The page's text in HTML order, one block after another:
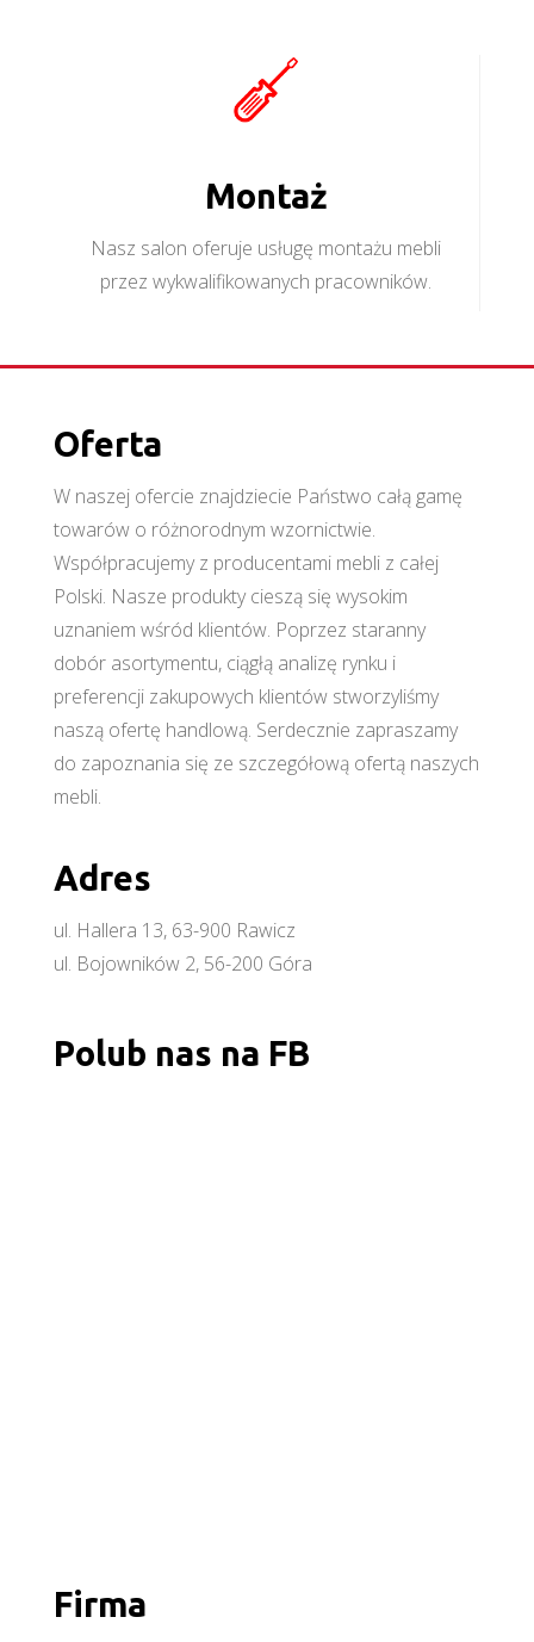
Montaż
Nasz salon oferuje usługę montażu mebli
przez wykwalifikowanych pracowników.
Oferta
W naszej ofercie znajdziecie Państwo całą gamę
towarów o różnorodnym wzornictwie.
Współpracujemy z producentami mebli z całej
Polski. Nasze produkty cieszą się wysokim
uznaniem wśród klientów. Poprzez staranny
dobór asortymentu, ciągłą analizę rynku i
preferencji zakupowych klientów stworzyliśmy
naszą ofertę handlową. Serdecznie zapraszamy
do zapoznania się ze szczegółową ofertą naszych
mebli.
Adres
ul. Hallera 13, 63-900 Rawicz
ul. Bojowników 2, 56-200 Góra
Polub nas na FB
Firma